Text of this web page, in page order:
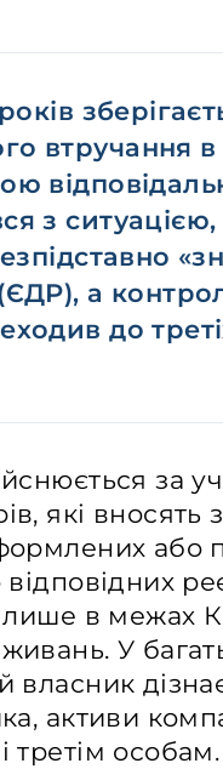
втручання в
з
а
до
за
які
або
лише в межах
У
активи
третім